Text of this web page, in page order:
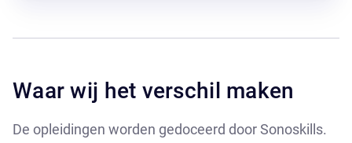
Waar wij het verschil maken
De opleidingen worden gedoceerd door Sonoskills.